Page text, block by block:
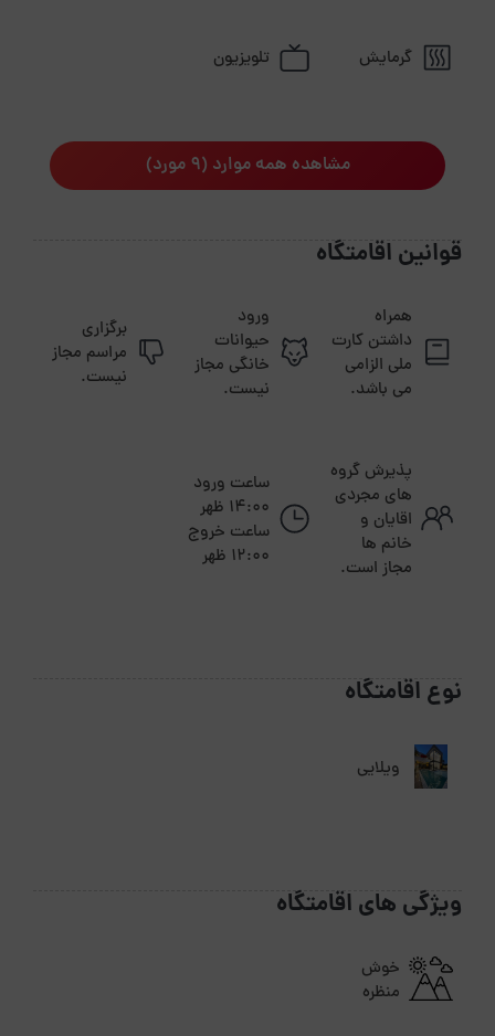
گرمایش تلویزیون
مشاهده همه موارد (9 مورد)
قوانین اقامتگاه
همراه
داشتن کارت
ملی الزامی
می باشد.
ورود
حیوانات
خانگی مجاز
نیست.
برگزاری
مراسم مجاز
نیست.
پذیرش گروه
های مجردی
اقایان و
خانم ها
مجاز است.
ساعت ورود
14:00 ظهر
ساعت خروج
12:00 ظهر
نوع اقامتگاه
ویلایی
ویژگی های اقامتگاه
خوش
منظره